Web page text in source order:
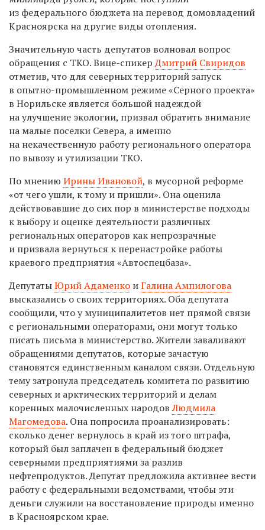
из федерального бюджета на перевод домовладений
Красноярска на другие виды отопления.
Значительную часть депутатов волновал вопрос
обращения с ТКО. Вице-спикерДмитрий Свиридов
отметив, что для северных территорий запуск
в опытно-промышленном режиме «Серного проекта»
в Норильске является большой надеждой
на улучшение экологии, призвал обратить внимание
на малые поселки Севера, а именно
на некачественную работу регионального оператора
по вывозу и утилизации ТКО.
По мнению Ирины Ивановой, в мусорной реформе
«от чего ушли, к тому и пришли». Она оценила
действовавшие до сих пор в министерстве подходы
к выбору и оценке деятельности различных
региональных операторов как непрозрачные
и призвала вернуться к перенастройке работы
краевого предприятия «Автоспецбаза».
ДепутатыЮрий Адаменко иГалина Ампилогова
высказались о своих территориях. Оба депутата
сообщили, что у муниципалитетов нет прямой связи
с региональными операторами, они могут только
писать письма в министерство. Жители заваливают
обращениями депутатов, которые зачастую
становятся единственным каналом связи. Отдельную
тему затронула председатель комитета по развитию
северных и арктических территорий и делам
коренных малочисленных народовЛюдмила
Магомедова. Она попросила проанализировать:
сколько денег вернулось в край из того штрафа,
который был заплачен в федеральный бюджет
северными предприятиями за разлив
нефтепродуктов. Депутат предложила активнее вести
работу с федеральными ведомствами, чтобы эти
деньги служили на восстановление природы именно
в Красноярском крае.